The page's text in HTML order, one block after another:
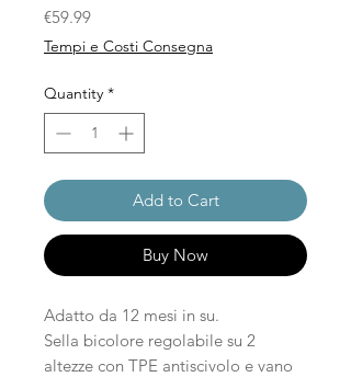
€59.99Price
Tempi e Costi Consegna
Quantity *
Add to Cart
Buy Now
Adatto da 12 mesi in su.
Sella bicolore regolabile su 2
altezze con TPE antiscivolo e vano